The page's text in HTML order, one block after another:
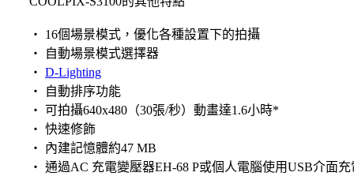
‧ 16個場景模式，優化各種設置下的拍攝
‧ 自動場景模式選擇器
‧ D-Lighting
‧ 自動排序功能
‧ 可拍攝640x480（30張/秒）動畫達1.6小時*
‧ 快速修飾
‧ 內建記憶體約47 MB
‧ 通過AC 充電變壓器EH-68 P或個人電腦使用USB介面充